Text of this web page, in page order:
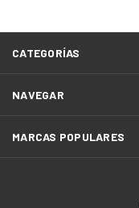
CATEGORÍAS
NAVEGAR
MARCAS POPULARES